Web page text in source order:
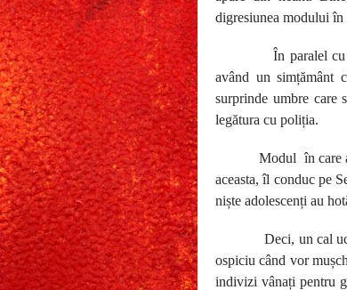
digresiunea modului în
În paralel
având un simțământ
surprinde umbre care
legătura cu poliția.
Modul în care
aceasta, îl conduc pe
niște adolescenți au
Deci, un cal
ospiciu când vor
indivizi vânați pentru